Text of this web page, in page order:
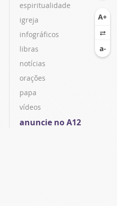
espiritualidade
igreja
infográficos
libras
notícias
orações
papa
vídeos
anuncie no A12